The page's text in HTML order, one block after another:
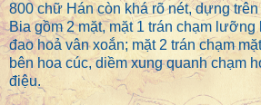
800 chữ Hán còn khá rõ nét, dựng
Bia gồm 2 mặt, mặt 1 trán chạm
đao hoả vân xoắn; mặt 2 trán chạm
bên hoa cúc, diềm xung quanh chạm
điệu.